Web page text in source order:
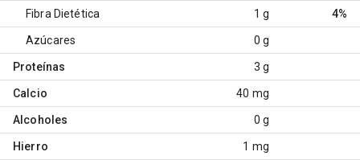
Fibra Dietética 1 g 4%
Azúcares 0 g
Proteínas 3 g
Calcio 40 mg
Alcoholes 0 g
Hierro 1 mg